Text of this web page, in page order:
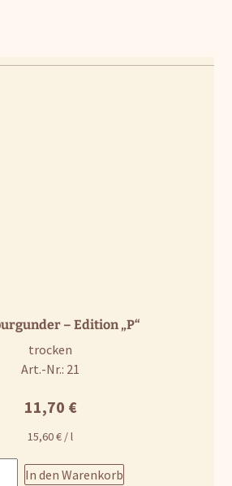
– Edition „P“
trocken
Art.-Nr.: 21
11,70 €
15,60€ /l
In den Warenkorb